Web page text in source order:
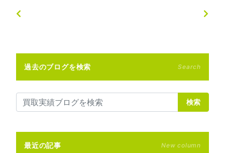
過去のブログを検索 Search
検索
最近の記事 New column